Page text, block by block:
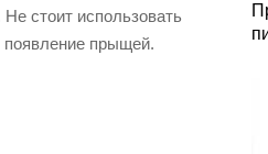
стоит использовать
прыщей.